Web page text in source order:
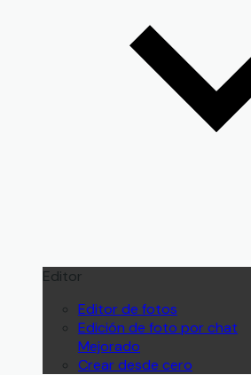
Editor
Editor de fotos
Edición de foto por chat
Mejorado
Crear desde cero